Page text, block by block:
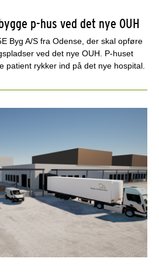
p-hus ved det nye OUH
Byg A/S fra Odense, der skal opføre
ved det nye OUH. P-huset
rykker ind på det nye hospital.